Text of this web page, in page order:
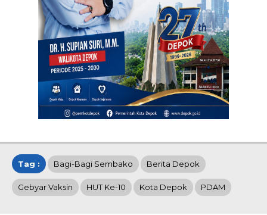
Tag : Bagi-Bagi Sembako Berita Depok
Gebyar Vaksin HUT Ke-10 Kota Depok PDAM